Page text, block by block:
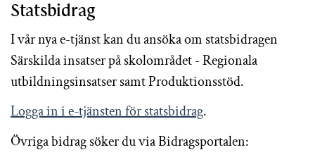
Statsbidrag
I vår nya e-tjänst kan du ansöka om statsbidragen
Särskilda insatser på skolområdet - Regionala
utbildningsinsatser samt Produktionsstöd.
Logga in i e-tjänsten för statsbidrag.
Övriga bidrag söker du via Bidragsportalen: